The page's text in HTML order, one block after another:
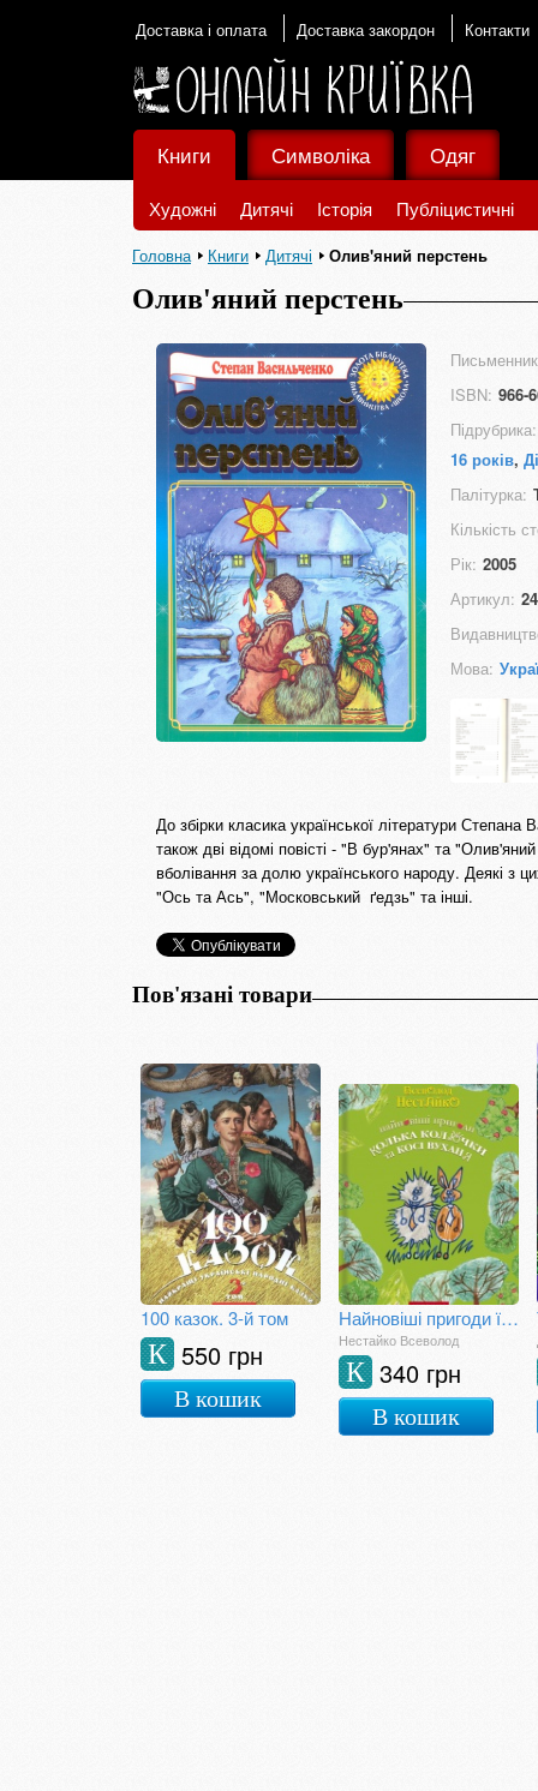
Доставка і оплата Доставка закордон Контакти
Книги
Художні Дитячі Історія Публіцистичні
Символіка Одяг
Головна Книги Дитячі Олив'яний перстень
Олив'яний перстень
ISBN: 966-
Підрубрика:
16 років,
Палітурка:
Кількість
Рік: 2005
Артикул:
Мова:
До збірки класика української літератури
також дві відомі повісті - "В бур'янах" та
вболівання за долю українського народу. Деякі з
"Ось та Ась", "Московський ґедзь" та інші.
Пов'язані товари
100 казок. 3-й том
550 грн
К
В кошик
Найновіші пригоди їжачка Колька Колючки та зайчика
Нестайко Всеволод
340 грн
К
В кошик